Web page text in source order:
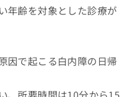
年齢を対象とした診療が
因で起こる白内障の日帰